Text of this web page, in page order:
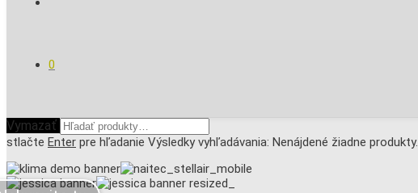
0
Vymazať
stlačte Enter pre hľadanie Výsledky vyhľadávania: Nenájdené žiadne produkty.